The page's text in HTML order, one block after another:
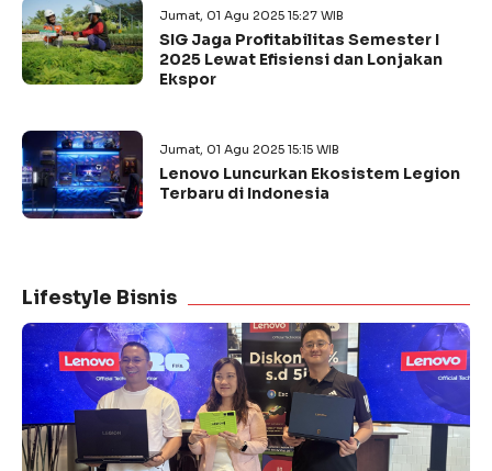
Jumat, 01 Agu 2025 15:27 WIB
SIG Jaga Profitabilitas Semester I
2025 Lewat Efisiensi dan Lonjakan
Ekspor
Jumat, 01 Agu 2025 15:15 WIB
Lenovo Luncurkan Ekosistem Legion
Terbaru di Indonesia
Lifestyle Bisnis